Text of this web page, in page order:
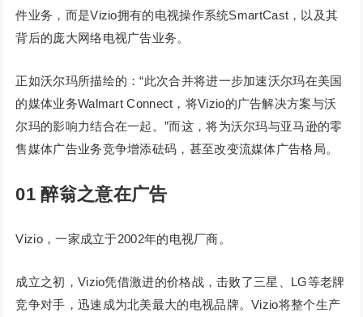
件业务，而是Vizio拥有的电视操作系统SmartCast，以及其
背后的庞大网络电视广告业务。
正如沃尔玛所描绘的：“此次合并将进一步加速沃尔玛在美国
的媒体业务Walmart Connect，将Vizio的广告解决方案与沃
尔玛的影响力结合在一起。”而这，将为沃尔玛与亚马逊的零
售媒体广告业务竞争增添砝码，甚至改变流媒体广告格局。
01 醉翁之意在广告
Vizio，一家成立于2002年的电视厂商。
成立之初，Vizio凭借激进的价格战，击败了三星、LG等老牌
竞争对手，迅速成为北美最大的电视品牌。Vizio将整个生产